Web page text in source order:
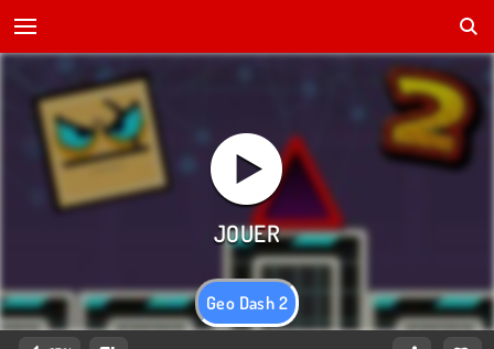
Geo Dash 2